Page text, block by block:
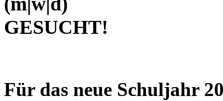
Für das neue Schuljahr